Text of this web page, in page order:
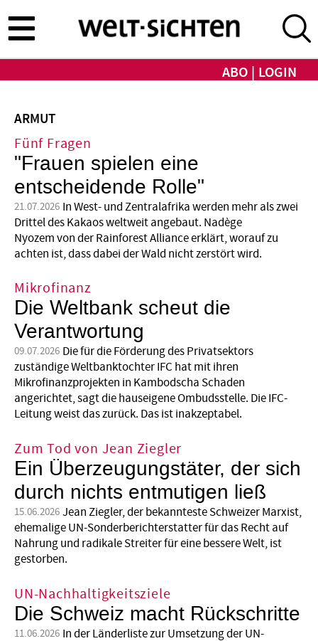
zum
Inhalt
ABO LOGIN
ARMUT
Fünf Fragen
"Frauen spielen eine
entscheidende Rolle"
21.07.2026 In West- und Zentralafrika werden mehr als zwei
Drittel des Kakaos weltweit angebaut. Nadège
Nyozem von der Rainforest Alliance erklärt, worauf zu
achten ist, dass dabei der Wald nicht zerstört wird.
Mikrofinanz
Die Weltbank scheut die
Verantwortung
09.07.2026 Die für die Förderung des Privatsektors
zuständige Weltbanktochter IFC hat mit ihren
Mikrofinanzprojekten in Kambodscha Schaden
angerichtet, sagt die hauseigene Ombudsstelle. Die IFC-
Leitung weist das zurück. Das ist inakzeptabel.
Zum Tod von Jean Ziegler
Ein Überzeugungstäter, der sich
durch nichts entmutigen ließ
15.06.2026 Jean Ziegler, der bekannteste Schweizer Marxist,
ehemalige UN-Sonderberichterstatter für das Recht auf
Nahrung und radikale Streiter für eine bessere Welt, ist
gestorben.
UN-Nachhaltigkeitsziele
Die Schweiz macht Rückschritte
11.06.2026 In der Länderliste zur Umsetzung der UN-